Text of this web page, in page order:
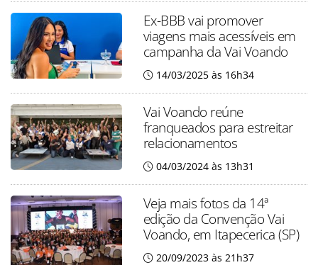
Ex-BBB vai promover
viagens mais acessíveis em
campanha da Vai Voando
14/03/2025 às 16h34
Vai Voando reúne
franqueados para estreitar
relacionamentos
04/03/2024 às 13h31
Veja mais fotos da 14ª
edição da Convenção Vai
Voando, em Itapecerica (SP)
20/09/2023 às 21h37